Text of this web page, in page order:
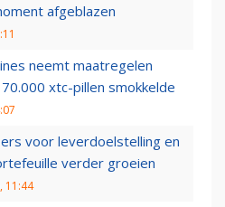
afgeblazen
neemt maatregelen
xtc-pillen smokkelde
voor leverdoelstelling en
verder groeien
11:44